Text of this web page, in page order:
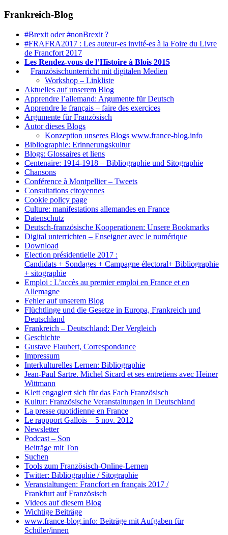
Frankreich-Blog
#Brexit oder #nonBrexit ?
#FRAFRA2017 : Les auteur-es invité-es à la Foire du Livre
de Francfort 2017
Les Rendez-vous de l’Histoire à Blois 2015
Französischunterricht mit digitalen Medien
Workshop – Linkliste
Aktuelles auf unserem Blog
Apprendre l’allemand: Argumente für Deutsch
Apprendre le français – faire des exercices
Argumente für Französisch
Autor dieses Blogs
Konzeption unseres Blogs www.france-blog.info
Bibliographie: Erinnerungskultur
Blogs: Glossaires et liens
Centenaire: 1914-1918 – Bibliographie und Sitographie
Chansons
Conférence à Montpellier – Tweets
Consultations citoyennes
Cookie policy page
Culture: manifestations allemandes en France
Datenschutz
Deutsch-französische Kooperationen: Unsere Bookmarks
Digital unterrichten – Enseigner avec le numérique
Download
Election présidentielle 2017 :
Candidats + Sondages + Campagne électoral+ Bibliographie
+ sitographie
Emploi : L’accès au premier emploi en France et en
Allemagne
Fehler auf unserem Blog
Flüchtlinge und die Gesetze in Europa, Frankreich und
Deutschland
Frankreich – Deutschland: Der Vergleich
Geschichte
Gustave Flaubert, Correspondance
Impressum
Interkulturelles Lernen: Bibliographie
Jean-Paul Sartre. Michel Sicard et ses entretiens avec Heiner
Wittmann
Klett engagiert sich für das Fach Französisch
Kultur: Französische Veranstaltungen in Deutschland
La presse quotidienne en France
Le rappport Gallois – 5 nov. 2012
Newsletter
Podcast – Son
Beiträge mit Ton
Suchen
Tools zum Französisch-Online-Lernen
Twitter: Bibliographie / Sitographie
Veranstaltungen: Francfort en français 2017 /
Frankfurt auf Französisch
Videos auf diesem Blog
Wichtige Beiträge
www.france-blog.info: Beiträge mit Aufgaben für
Schüler/innen